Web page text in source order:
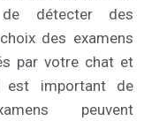
de détecter des
des examens
par votre chat et
est important de
peuvent